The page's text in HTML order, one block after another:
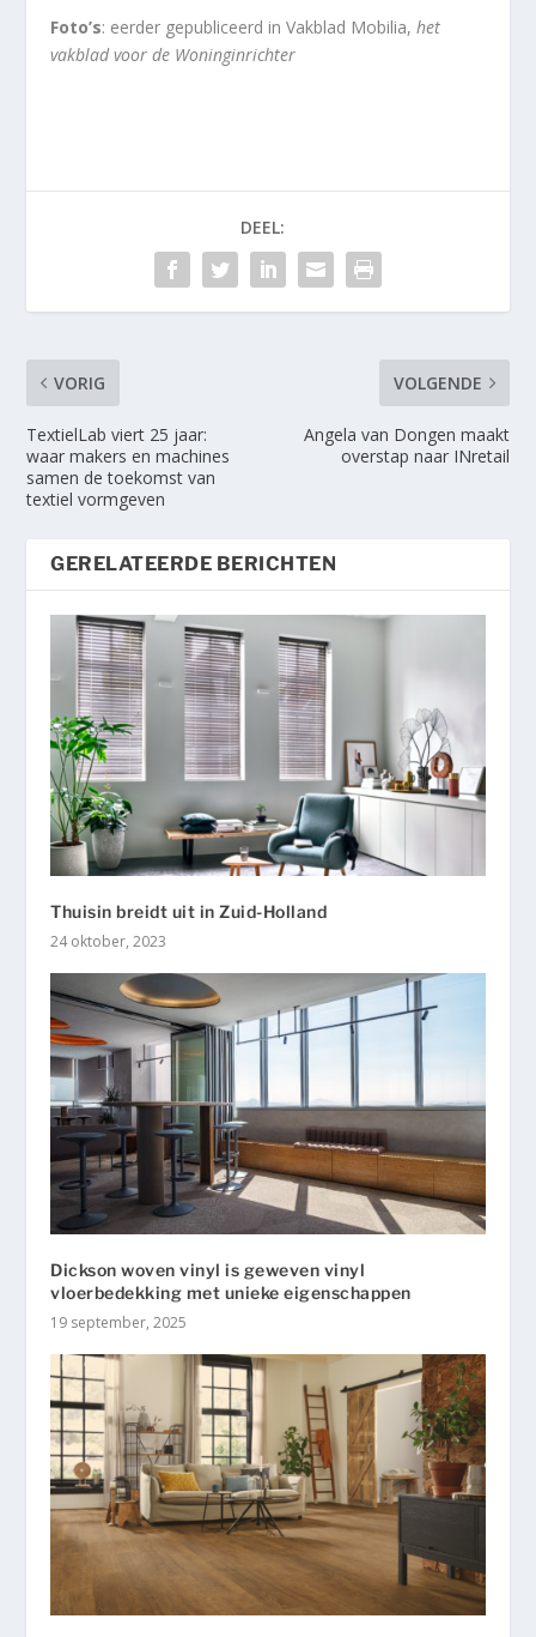
Foto’s: eerder gepubliceerd in Vakblad Mobilia,het
vakblad voor de Woninginrichter
DEEL:
VORIG
TextielLab viert 25 jaar:
waar makers en machines
samen de toekomst van
textiel vormgeven
VOLGENDE
Angela van Dongen maakt
overstap naar INretail
GERELATEERDE BERICHTEN
Thuisin breidt uit in Zuid-Holland
24 oktober, 2023
Dickson woven vinyl is geweven vinyl
vloerbedekking met unieke eigenschappen
19 september, 2025